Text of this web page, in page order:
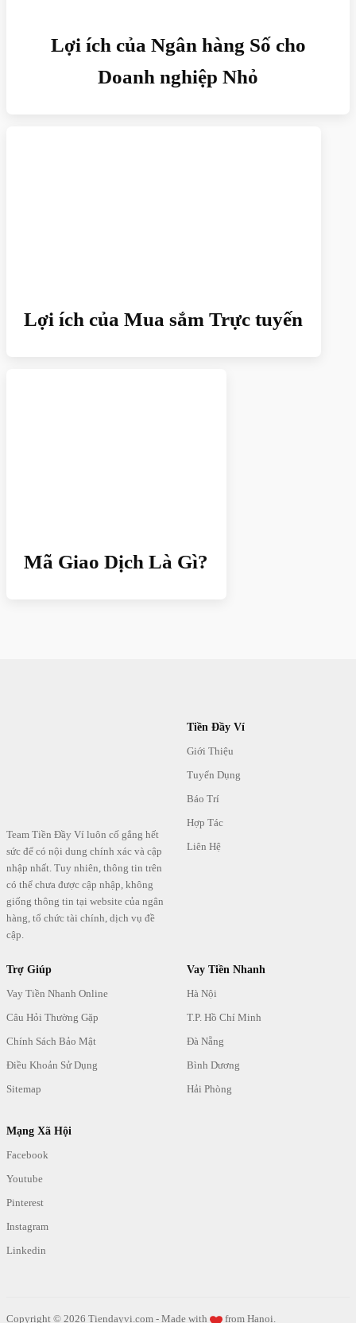
Lợi ích của Ngân hàng Số cho
Doanh nghiệp Nhỏ
Lợi ích của Mua sắm Trực tuyến
Mã Giao Dịch Là Gì?
Team Tiền Đầy Ví luôn cố gắng hết
sức để có nội dung chính xác và cập
nhập nhất. Tuy nhiên, thông tin trên
có thể chưa được cập nhập, không
giống thông tin tại website của ngân
hàng, tổ chức tài chính, dịch vụ đề
cập.
Tiền Đầy Ví
Giới Thiệu
Tuyển Dụng
Báo Trí
Hợp Tác
Liên Hệ
Trợ Giúp
Vay Tiền Nhanh Online
Câu Hỏi Thường Gặp
Chính Sách Bảo Mật
Điều Khoản Sử Dụng
Sitemap
Vay Tiền Nhanh
Hà Nội
T.P. Hồ Chí Minh
Đà Nẵng
Bình Dương
Hải Phòng
Mạng Xã Hội
Facebook
Youtube
Pinterest
Instagram
Linkedin
Copyright © 2026 Tiendayvi.com - Made with from Hanoi.